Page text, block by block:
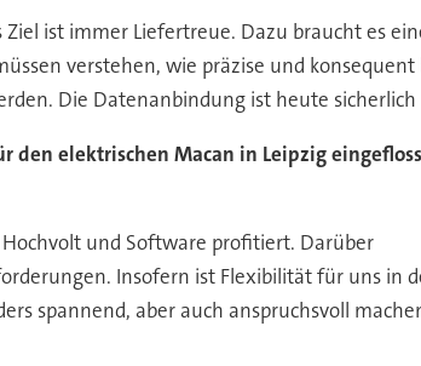
ist immer Liefertreue. Dazu braucht es
verstehen, wie präzise und
Die Datenanbindung ist heute
elektrischen Macan in Leipzig
und Software profitiert. Darüber
Insofern ist Flexibilität für uns in
spannend, aber auch anspruchsvoll